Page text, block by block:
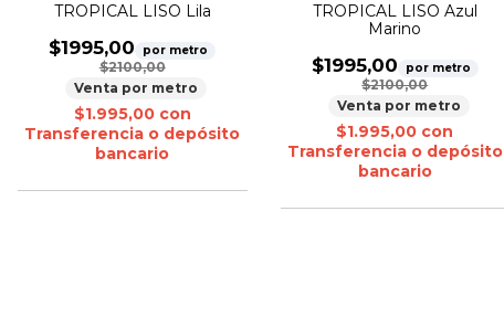
TROPICAL LISO Lila
$1995,00 por metro
$2100,00
Venta por metro
$1.995,00 con
Transferencia o depósito
bancario
TROPICAL LISO Azul
Marino
$1995,00 por metro
$2100,00
Venta por metro
$1.995,00 con
Transferencia o depósito
bancario